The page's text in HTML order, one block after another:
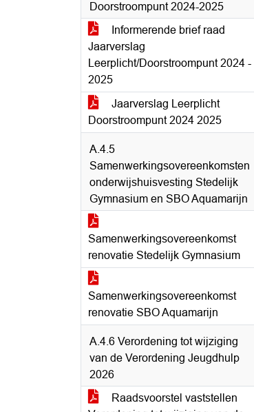
Doorstroompunt 2024-2025
Informerende brief raad
Jaarverslag
Leerplicht/Doorstroompunt 2024 -
2025
Jaarverslag Leerplicht
Doorstroompunt 2024 2025
A.4.5
Samenwerkingsovereenkomsten
onderwijshuisvesting Stedelijk
Gymnasium en SBO Aquamarijn
Samenwerkingsovereenkomst
renovatie Stedelijk Gymnasium
Samenwerkingsovereenkomst
renovatie SBO Aquamarijn
A.4.6 Verordening tot wijziging
van de Verordening Jeugdhulp
2026
Raadsvoorstel vaststellen